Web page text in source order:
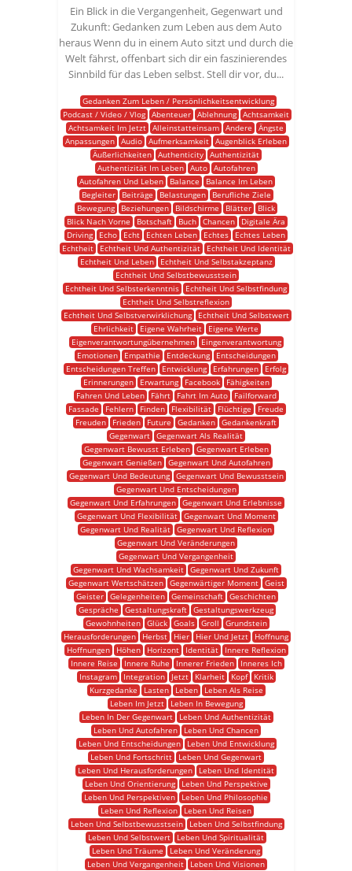
Ein Blick in die Vergangenheit, Gegenwart und
Zukunft: Gedanken zum Leben aus dem Auto
heraus Wenn du in einem Auto sitzt und durch die
Welt fährst, offenbart sich dir ein faszinierendes
Sinnbild für das Leben selbst. Stell dir vor, du...
Gedanken Zum Leben / Persönlichkeitsentwicklung
Podcast / Video / Vlog Abenteuer Ablehnung Achtsamkeit
Achtsamkeit Im Jetzt Alleinstatteinsam Andere
Ängste
Anpassungen Audio Aufmerksamkeit Augenblick Erleben
Äußerlichkeiten Authenticity Authentizität
Authentizität Im Leben
Auto
Autofahren
Autofahren Und Leben
Balance
Balance Im Leben
Begleiter
Beiträge Belastungen
Berufliche Ziele
Bewegung
Beziehungen Bildschirme Blätter
Blick
Blick Nach Vorne
Botschaft Buch Chancen
Digitale Ära
Driving
Echo Echt Echten Leben Echtes
Echtes Leben
Echtheit
Echtheit Und Authentizität
Echtheit Und Identität
Echtheit Und Leben
Echtheit Und Selbstakzeptanz
Echtheit Und Selbstbewusstsein
Echtheit Und Selbsterkenntnis
Echtheit Und Selbstfindung
Echtheit Und Selbstreflexion
Echtheit Und Selbstverwirklichung
Echtheit Und Selbstwert
Ehrlichkeit
Eigene Wahrheit
Eigene Werte
Eigenverantwortungübernehmen
Eingenverantwortung
Emotionen
Empathie Entdeckung
Entscheidungen
Entscheidungen Treffen
Entwicklung Erfahrungen
Erfolg
Erinnerungen
Erwartung Facebook
Fähigkeiten
Fahren Und Leben
Fährt Fahrt Im Auto
Failforward
Fassade
Fehlern Finden Flexibilität Flüchtige
Freude
Freuden
Frieden Future Gedanken Gedankenkraft
Gegenwart Gegenwart Als Realität
Gegenwart Bewusst Erleben
Gegenwart Erleben
Gegenwart Genießen
Gegenwart Und Autofahren
Gegenwart Und Bedeutung
Gegenwart Und Bewusstsein
Gegenwart Und Entscheidungen
Gegenwart Und Erfahrungen Gegenwart Und Erlebnisse
Gegenwart Und Flexibilität
Gegenwart Und Moment
Gegenwart Und Realität Gegenwart Und Reflexion
Gegenwart Und Veränderungen
Gegenwart Und Vergangenheit
Gegenwart Und Wachsamkeit Gegenwart Und Zukunft
Gegenwart Wertschätzen
Gegenwärtiger Moment
Geist
Geister Gelegenheiten Gemeinschaft Geschichten
Gespräche
Gestaltungskraft Gestaltungswerkzeug
Gewohnheiten
Glück Goals Groll
Grundstein
Herausforderungen
Herbst Hier Hier Und Jetzt
Hoffnung
Hoffnungen
Höhen Horizont Identität
Innere Reflexion
Innere Reise
Innere Ruhe Innerer Frieden
Inneres Ich
Instagram
Integration Jetzt Klarheit Kopf
Kritik
Kurzgedanke
Lasten Leben
Leben Als Reise
Leben Im Jetzt
Leben In Bewegung
Leben In Der Gegenwart
Leben Und Authentizität
Leben Und Autofahren
Leben Und Chancen
Leben Und Entscheidungen
Leben Und Entwicklung
Leben Und Fortschritt
Leben Und Gegenwart
Leben Und Herausforderungen
Leben Und Identität
Leben Und Orientierung
Leben Und Perspektive
Leben Und Perspektiven
Leben Und Philosophie
Leben Und Reflexion
Leben Und Reisen
Leben Und Selbstbewusstsein
Leben Und Selbstfindung
Leben Und Selbstwert
Leben Und Spiritualität
Leben Und Träume
Leben Und Veränderung
Leben Und Vergangenheit
Leben Und Visionen